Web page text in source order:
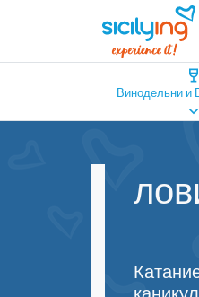
wine_bar
Винодельни и
keyboard_arrow_down